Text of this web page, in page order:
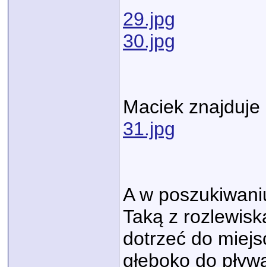
29.jpg
30.jpg
Maciek
31.jpg
A w
Taką z
dotrzeć do
głęboko do